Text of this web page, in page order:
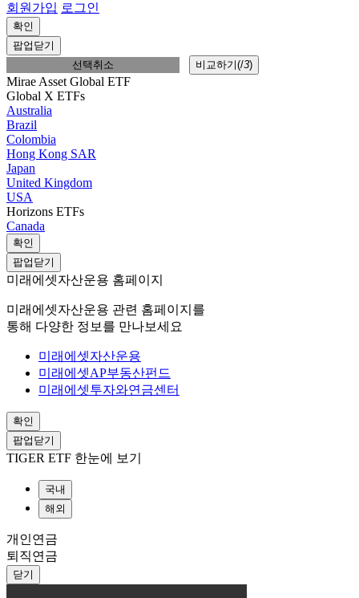
회원가입 로그인
확인
팝업닫기
선택취소
비교하기(/3)
Mirae Asset Global ETF
Global X ETFs
Australia
Brazil
Colombia
Hong Kong SAR
Japan
United Kingdom
USA
Horizons ETFs
Canada
확인
팝업닫기
미래에셋자산운용 홈페이지
미래에셋자산운용 관련 홈페이지를
통해 다양한 정보를 만나보세요
미래에셋자산운용
미래에셋AP부동산펀드
미래에셋투자와연금센터
확인
팝업닫기
TIGER ETF 한눈에 보기
국내
해외
개인연금
퇴직연금
닫기